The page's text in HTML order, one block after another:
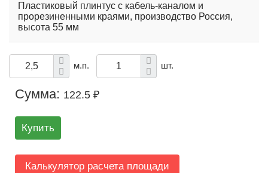
Пластиковый плинтус с кабель-каналом и
прорезиненными краями, производство Россия,
высота 55 мм
м.п. шт.
Сумма: 122.5 ₽
Купить
Калькулятор расчета площади